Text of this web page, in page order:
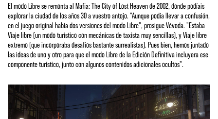
El modo Libre se remonta al Mafia: The City of Lost Heaven de 2002, donde podíais
explorar la ciudad de los años 30 a vuestro antojo. "Aunque podía llevar a confusión,
en el juego original había dos versiones del modo Libre", prosigue Vévoda. "Estaba
Viaje libre (un modo turístico con mecánicas de taxista muy sencillas), y Viaje libre
extremo (que incorporaba desafíos bastante surrealistas). Pues bien, hemos juntado
las ideas de uno y otro para que el modo Libre de la Edición Definitiva incluyera ese
componente turístico, junto con algunos contenidos adicionales ocultos".